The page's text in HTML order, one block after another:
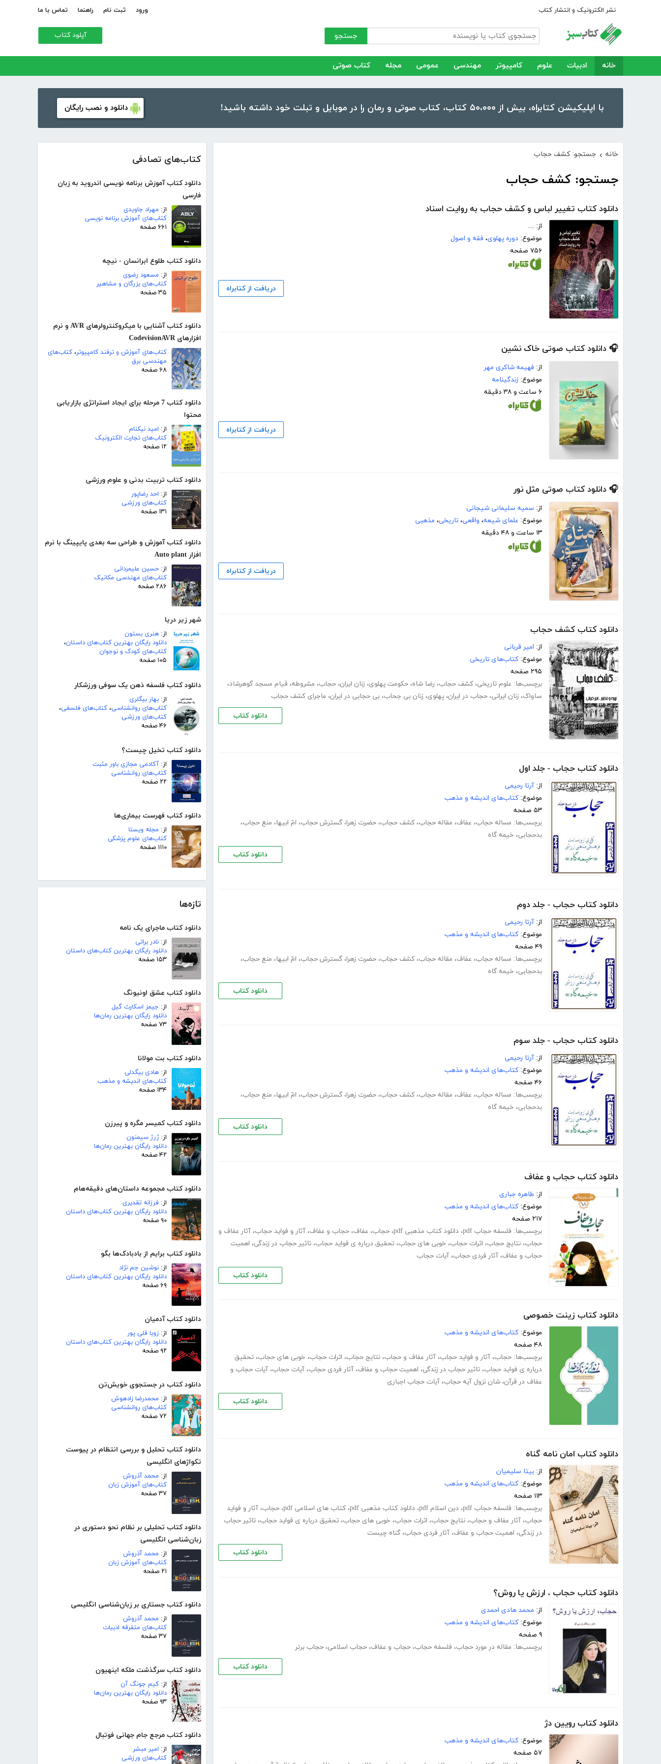
نشر الکترونیک و انتشار کتاب ورود ثبت نام راهنما تماس با ما
جستجو آپلود کتاب
خانه ادبیات علوم کامپیوتر مهندسی عمومی مجله کتاب صوتی
با اپلیکیشن کتابراه، بیش از ۵۰،۰۰۰ کتاب، کتاب صوتی و رمان را در موبایل و تبلت خود داشته باشید! دانلود و نصب رایگان
کتاب‌های تصادفی
دانلود کتاب آموزش برنامه نویسی اندروید به زبان
فارسی
از: مهراد جاویدی
کتاب‌های آموزش برنامه نویسی
۶۶۱ صفحه
دانلود کتاب طلوع ابرانسان - نیچه
از: مسعود رضوی
کتاب‌های بزرگان و مشاهیر
۳۵ صفحه
دانلود کتاب آشنایی با میکروکنترولرهای AVR و نرم
افزارهای CodevisionAVR
کتاب‌های آموزش و ترفند کامپیوتر، کتاب‌های
مهندسی برق
۶۸ صفحه
دانلود کتاب 7 مرحله برای ایجاد استراتژی بازاریابی
محتوا
از: امید نیکنام
کتاب‌های تجارت الکترونیک
۱۲ صفحه
دانلود کتاب تربیت بدنی و علوم ورزشی
از: احد رضاپور
کتاب‌های ورزشی
۱۳۱ صفحه
دانلود کتاب آموزش و طراحی سه بعدی پایپینگ با نرم
افزار Auto plant
از: حسین علیمردانی
کتاب‌های مهندسی مکانیک
۲۸۶ صفحه
شهر زیر دریا
از: هنری بستون
دانلود رایگان بهترین کتاب‌های داستان،
کتاب‌های کودک و نوجوان
۱۰۵ صفحه
دانلود کتاب فلسفه ذهن یک سوفی ورزشکار
از: بهار بیگلری
کتاب‌های روانشناسی، کتاب‌های فلسفی،
کتاب‌های ورزشی
۴۶ صفحه
دانلود کتاب تخیل چیست؟
از: آکادمی مجازی باور مثبت
کتاب‌های روانشناسی
۲۲ صفحه
دانلود کتاب فهرست بیماری‌ها
از: مجله ویستا
کتاب‌های علوم پزشکی
۱۱۱۰ صفحه
تازه‌ها
دانلود کتاب ماجرای یک نامه
از: نادر براتی
دانلود رایگان بهترین کتاب‌های داستان
۱۵۳ صفحه
دانلود کتاب عشق اونیونگ
از: جیمز اسکارث گیل
دانلود رایگان بهترین رمان‌ها
۷۳ صفحه
دانلود کتاب بت مولانا
از: هادی بیگدلی
کتاب‌های اندیشه و مذهب
۱۳۴ صفحه
دانلود کتاب کمیسر مگره و پیرزن
از:ژرژ سیمنون
دانلود رایگان بهترین رمان‌ها
۴۲ صفحه
دانلود کتاب مجموعه داستان‌های دقیقه‌هام
از: فرزانه تقدیری
دانلود رایگان بهترین کتاب‌های داستان
۹۰ صفحه
دانلود کتاب برایم از بادبادک‌ها بگو
از: نوشین جم نژاد
دانلود رایگان بهترین کتاب‌های داستان
۶۹ صفحه
دانلود کتاب آدمیان
از: زویا قلی پور
دانلود رایگان بهترین کتاب‌های داستان
۹۲ صفحه
دانلود کتاب در جستجوی خویش‌تن
از: محمدرضا زادهوش
کتاب‌های روانشناسی
۷۲ صفحه
دانلود کتاب تحلیل و بررسی انتظام در پیوست
تکواژهای انگلیسی
از: محمد آذروش
کتاب‌های آموزش زبان
۳۷ صفحه
دانلود کتاب تحلیلی بر نظام نحو دستوری در
زبان‌شناسی انگلیسی
از: محمد آذروش
کتاب‌های آموزش زبان
۲۱ صفحه
دانلود کتاب جستاری بر زبان‌شناسی انگلیسی
از: محمد آذروش
کتاب‌های متفرقه ادبیات
۳۷ صفحه
دانلود کتاب سرگذشت ملکه اینهیون
از: کیم جونگ آن
دانلود رایگان بهترین رمان‌ها
۹۳ صفحه
دانلود کتاب مرجع جام جهانی فوتبال
از: امیر مبشر
کتاب‌های ورزشی
خانه › جستجو: کشف حجاب
جستجو: کشف حجاب
دانلود کتاب تغییر لباس و کشف حجاب به روایت اسناد
از: ...
موضوع: دوره پهلوی، فقه و اصول
۷۵۶ صفحه
دریافت از کتابراه
🎧 دانلود کتاب صوتی خاک نشین
از: فهیمه شاکری مهر
موضوع: زندگینامه
۶ ساعت و ۳۸ دقیقه
دریافت از کتابراه
🎧 دانلود کتاب صوتی مثل نور
از: سمیه سلیمانی شیجانی
موضوع: علمای شیعه، واقعی، تاریخی، مذهبی
۱۳ ساعت و ۴۸ دقیقه
دریافت از کتابراه
دانلود کتاب کشف حجاب
از: امیر قربانی
موضوع: کتاب‌های تاریخی
۲۹۵ صفحه
برچسب‌ها: علوم تاریخی، کشف حجاب، رضا شاه، حکومت پهلوی، زنان ایران، حجاب، مشروطه، قیام مسجد گوهرشاد،
ساواک، زنان ایرانی، حجاب در ایران، پهلوی، زنان بی جحاب، بی حجابی در ایران، ماجرای کشف حجاب
دانلود کتاب
دانلود کتاب حجاب - جلد اول
از: آرتا رحیمی
موضوع: کتاب‌های اندیشه و مذهب
۵۳ صفحه
برچسب‌ها: مساله حجاب، عفاف، مقاله حجاب، کشف حجاب، حضرت زهرا، گسترش حجاب، امّ ابیها، منع حجاب،
بدحجابی، خیمه گاه
دانلود کتاب
دانلود کتاب حجاب - جلد دوم
از: آرتا رحیمی
موضوع: کتاب‌های اندیشه و مذهب
۴۹ صفحه
برچسب‌ها: مساله حجاب، عفاف، مقاله حجاب، کشف حجاب، حضرت زهرا، گسترش حجاب، امّ ابیها، منع حجاب،
بدحجابی، خیمه گاه
دانلود کتاب
دانلود کتاب حجاب - جلد سوم
از: آرتا رحیمی
موضوع: کتاب‌های اندیشه و مذهب
۴۶ صفحه
برچسب‌ها: مساله حجاب، عفاف، مقاله حجاب، کشف حجاب، حضرت زهرا، گسترش حجاب، امّ ابیها، منع حجاب،
بدحجابی، خیمه گاه
دانلود کتاب
دانلود کتاب حجاب و عفاف
از: طاهره جباری
موضوع: کتاب‌های اندیشه و مذهب
۲۱۷ صفحه
برچسب‌ها: فلسفه حجاب pdf ، دانلود کتاب مذهبی pdf ، حجاب، عفاف، حجاب و عفاف، آثار و فواید حجاب، آثار عفاف و
حجاب، نتایج حجاب، اثرات حجاب، خوبی های حجاب، تحقیق درباره ی فواید حجاب، تاثیر حجاب در زندگی، اهمیت
حجاب و عفاف، آثار فردی حجاب، آیات حجاب
دانلود کتاب
دانلود کتاب زینت خصوصی
موضوع: کتاب‌های اندیشه و مذهب
۴۸ صفحه
برچسب‌ها: حجاب، آثار و فواید حجاب، آثار عفاف و حجاب، نتایج حجاب، اثرات حجاب، خوبی های حجاب، تحقیق
درباره ی فواید حجاب، تاثیر حجاب در زندگی، اهمیت حجاب و عفاف، آثار فردی حجاب، آیات حجاب، آیات حجاب و
عفاف در قرآن، شان نزول آیه حجاب، آیات حجاب اجباری
دانلود کتاب
دانلود کتاب امان نامه گناه
از: بیتا سلیمیان
موضوع: کتاب‌های اندیشه و مذهب
۱۱۳ صفحه
برچسب‌ها: فلسفه حجاب pdf ، دین اسلام pdf ، دانلود کتاب مذهبی pdf ، کتاب های اسلامی pdf ، حجاب، آثار و فواید
حجاب، آثار عفاف و حجاب، نتایج حجاب، اثرات حجاب، خوبی های حجاب، تحقیق درباره ی فواید حجاب، تاثیر حجاب
در زندگی، اهمیت حجاب و عفاف، آثار فردی حجاب، گناه چیست
دانلود کتاب
دانلود کتاب حجاب ، ارزش یا روش؟
از: محمد هادی احمدی
موضوع: کتاب‌های اندیشه و مذهب
۹ صفحه
برچسب‌ها: مقاله در مورد حجاب، فلسفه حجاب، حجاب و عفاف، حجاب اسلامی، حجاب برتر
دانلود کتاب
دانلود کتاب رویین دژ
موضوع: کتاب‌های اندیشه و مذهب
۵۷ صفحه